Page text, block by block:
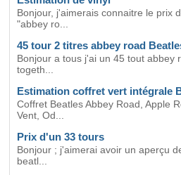
Bonjour, j'aimerais connaitre le prix
"abbey ro...
45 tour 2 titres abbey road
Bonjour a tous j'ai un 45 tout abbey
togeth...
Estimation coffret vert intégrale
Coffret Beatles Abbey Road, Apple
Vent, Od...
Prix d'un 33 tours
Bonjour ; j'aimerai avoir un aperçu
beatl...